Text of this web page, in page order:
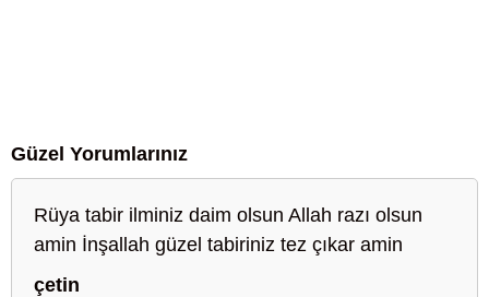
Güzel Yorumlarınız
Rüya tabir ilminiz daim olsun Allah razı olsun
amin İnşallah güzel tabiriniz tez çıkar amin
çetin